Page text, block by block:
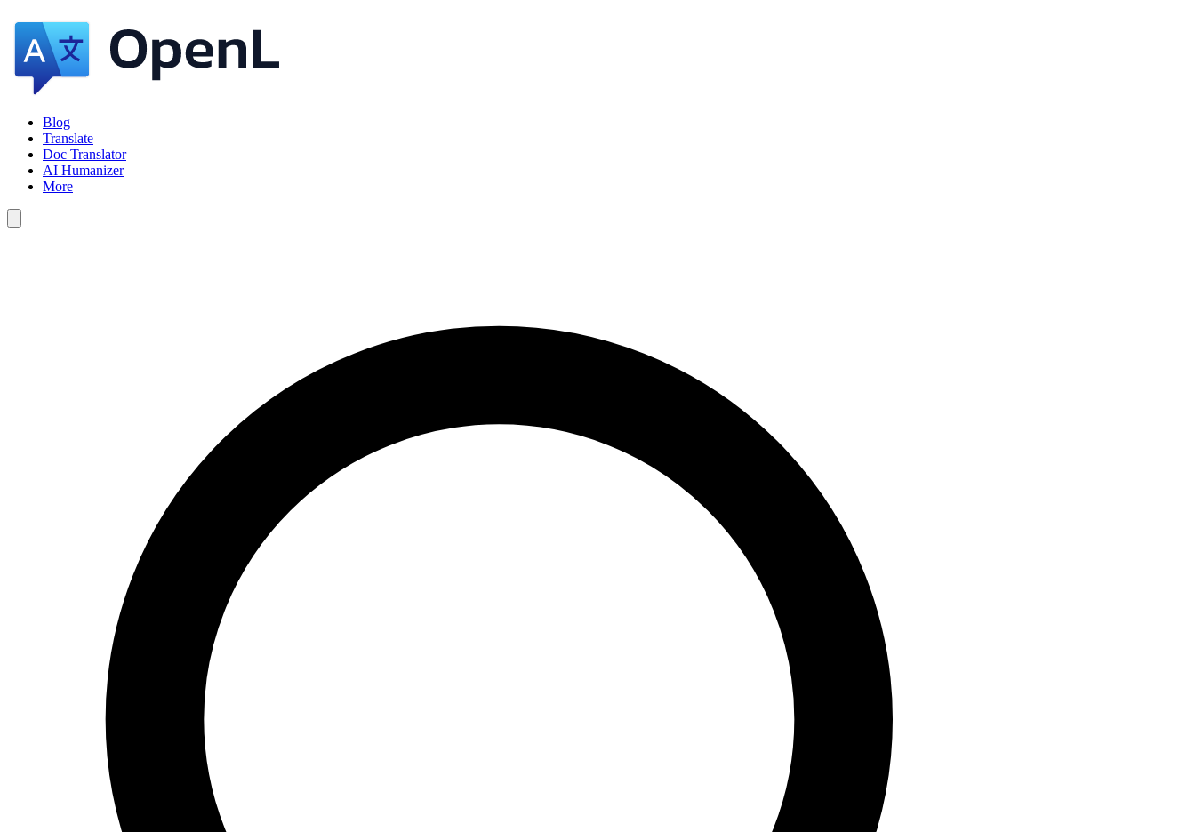
Blog
Translate
Doc Translator
AI Humanizer
More